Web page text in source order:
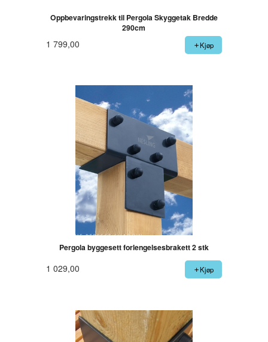
Oppbevaringstrekk til Pergola Skyggetak Bredde
290cm
1 799,00 Kjøp
Pergola byggesett forlengelsesbrakett 2 stk
1 029,00 Kjøp